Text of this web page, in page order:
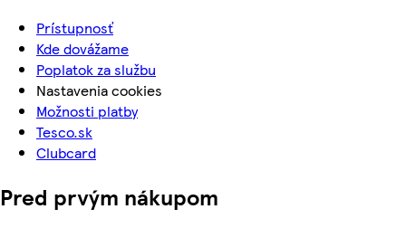
Prístupnosť
Kde dovážame
Poplatok za službu
Nastavenia cookies
Možnosti platby
Tesco.sk
Clubcard
Pred prvým nákupom